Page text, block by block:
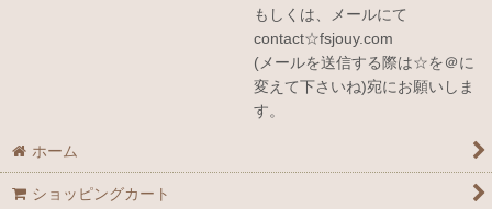
もしくは、メールにて
contact☆fsjouy.com
(メールを送信する際は☆を＠に
変えて下さいね)宛にお願いしま
す。
ホーム
ショッピングカート